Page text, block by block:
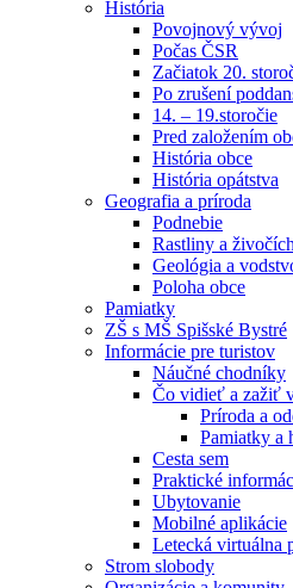
História
Povojnový vývoj
Počas ČSR
Začiatok 20.
Po zrušení
14. – 19.storočie
Pred založením
História obce
História opátstva
Geografia a príroda
Podnebie
Rastliny a
Geológia a
Poloha obce
Pamiatky
ZŠ s MŠ Spišské Bystré
Informácie pre turistov
Náučné chodníky
Čo vidieť a zažiť
Príroda a
Pamiatky a
Cesta sem
Praktické
Ubytovanie
Mobilné aplikácie
Letecká virtuálna
Strom slobody